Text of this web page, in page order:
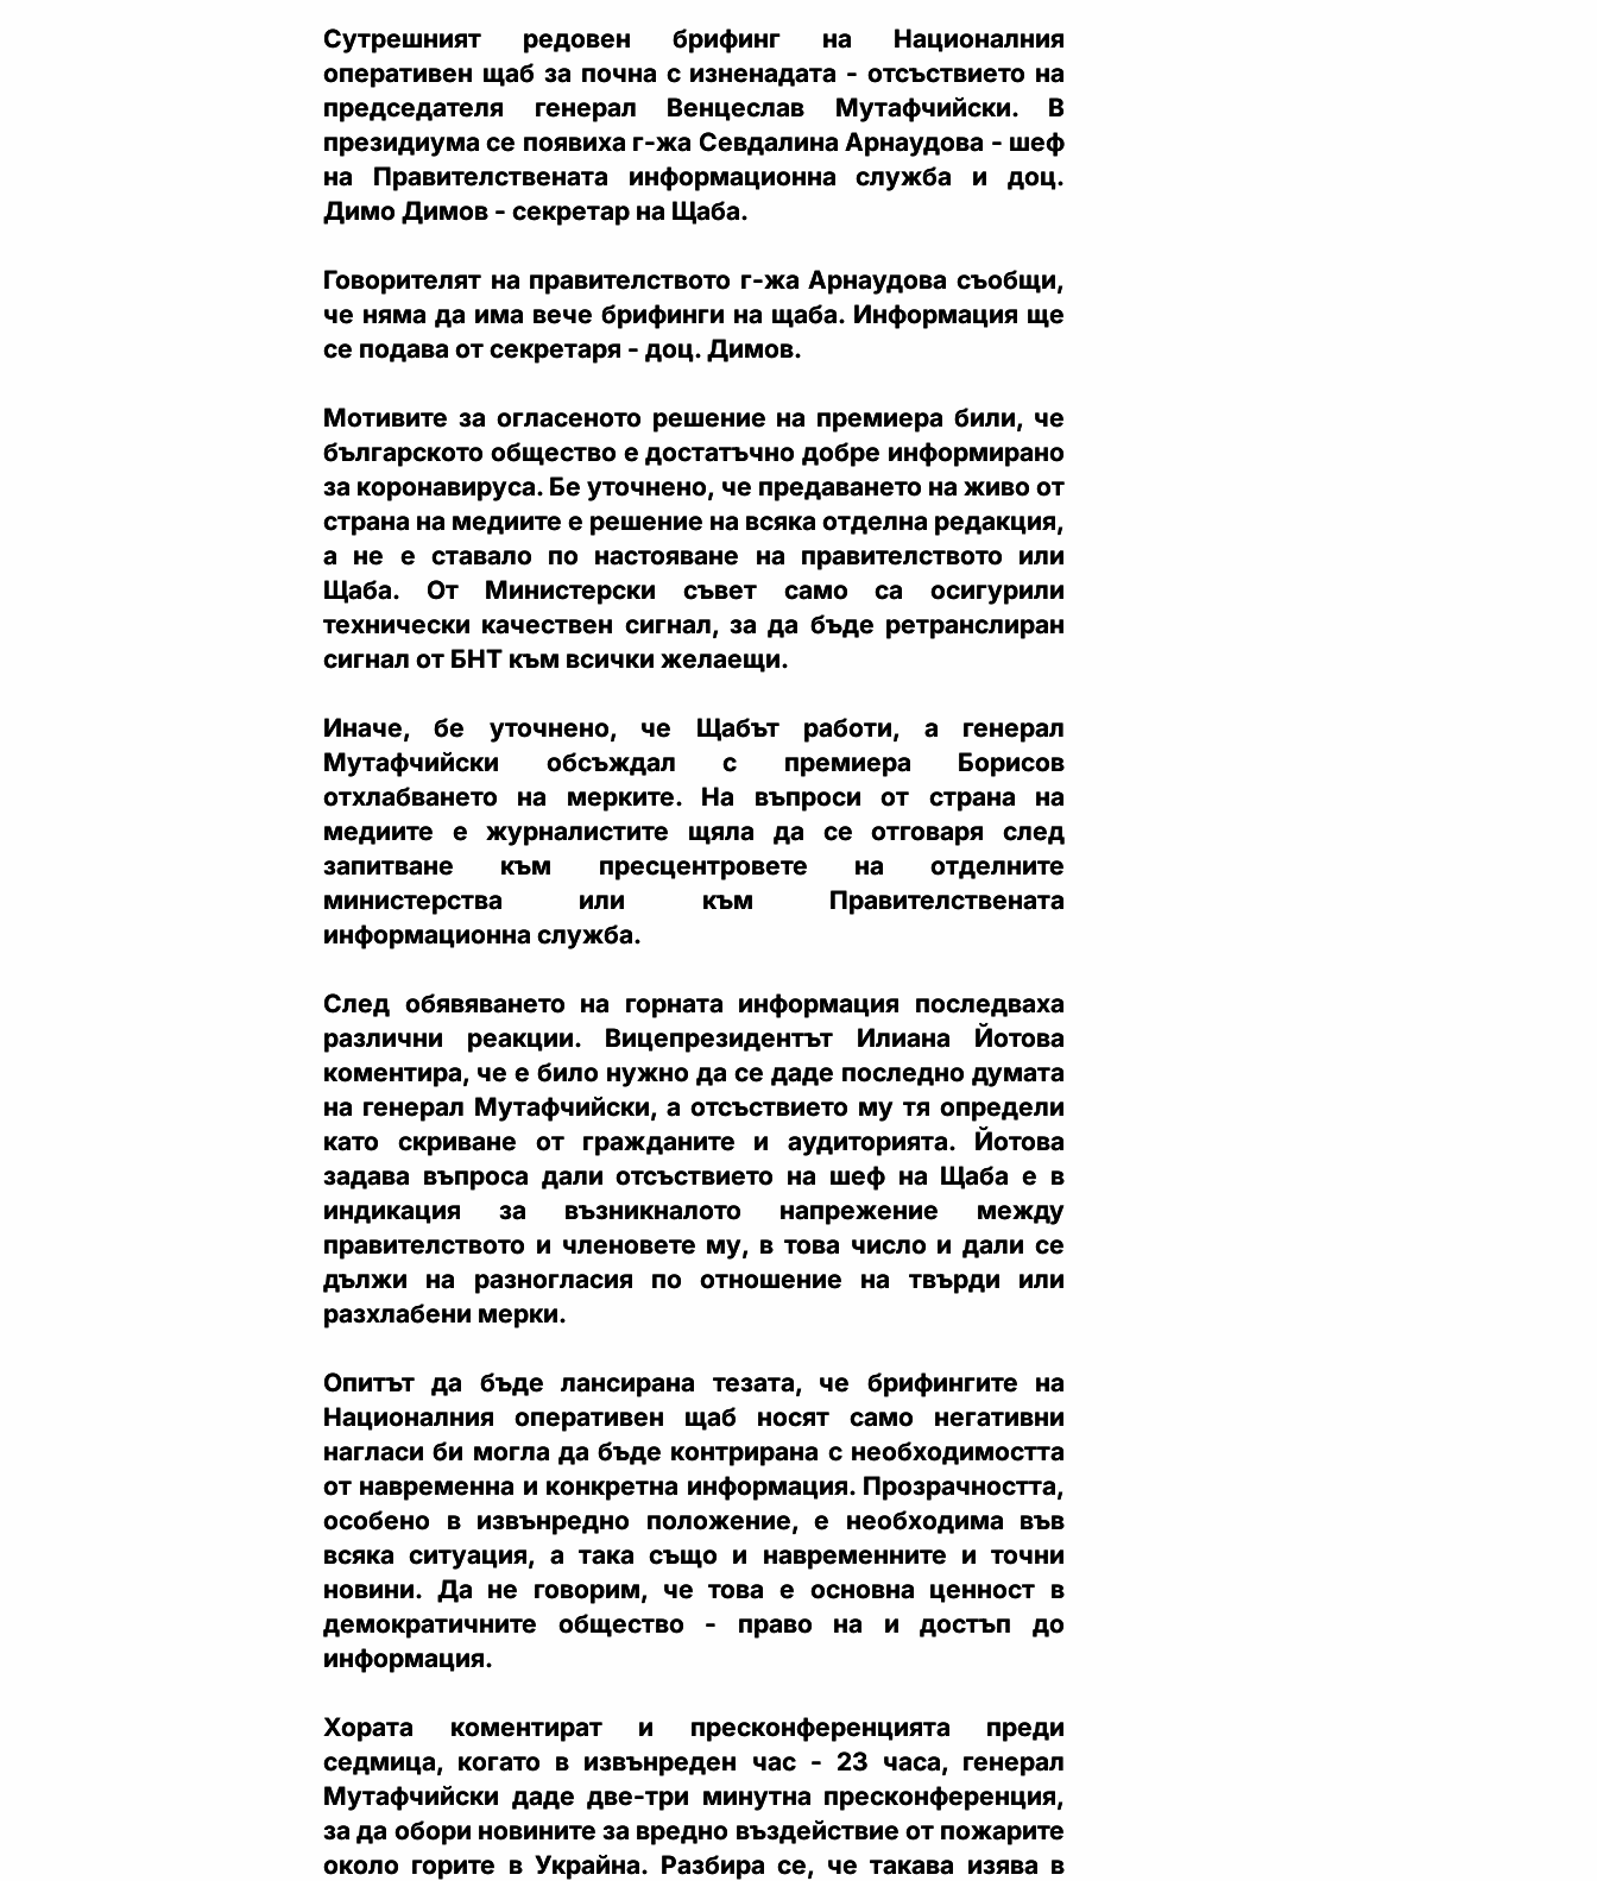
Сутрешният редовен брифинг на Националния
оперативен щаб за почна с изненадата - отсъствието на
председателя генерал Венцеслав Мутафчийски. В
президиума се появиха г-жа Севдалина Арнаудова - шеф
на Правителствената информационна служба и доц.
Димо Димов - секретар на Щаба.
Говорителят на правителството г-жа Арнаудова съобщи,
че няма да има вече брифинги на щаба. Информация ще
се подава от секретаря - доц. Димов.
Мотивите за огласеното решение на премиера били, че
българското общество е достатъчно добре информирано
за коронавируса. Бе уточнено, че предаването на живо от
страна на медиите е решение на всяка отделна редакция,
а не е ставало по настояване на правителството или
Щаба. От Министерски съвет само са осигурили
технически качествен сигнал, за да бъде ретранслиран
сигнал от БНТ към всички желаещи.
Иначе, бе уточнено, че Щабът работи, а генерал
Мутафчийски обсъждал с премиера Борисов
отхлабването на мерките. На въпроси от страна на
медиите е журналистите щяла да се отговаря след
запитване към пресцентровете на отделните
министерства или към Правителствената
информационна служба.
След обявяването на горната информация последваха
различни реакции. Вицепрезидентът Илиана Йотова
коментира, че е било нужно да се даде последно думата
на генерал Мутафчийски, а отсъствието му тя определи
като скриване от гражданите и аудиторията. Йотова
задава въпроса дали отсъствието на шеф на Щаба е в
индикация за възникналото напрежение между
правителството и членовете му, в това число и дали се
дължи на разногласия по отношение на твърди или
разхлабени мерки.
Опитът да бъде лансирана тезата, че брифингите на
Националния оперативен щаб носят само негативни
нагласи би могла да бъде контрирана с необходимостта
от навременна и конкретна информация. Прозрачността,
особено в извънредно положение, е необходима във
всяка ситуация, а така също и навременните и точни
новини. Да не говорим, че това е основна ценност в
демократичните общество - право на и достъп до
информация.
Хората коментират и пресконференцията преди
седмица, когато в извънреден час - 23 часа, генерал
Мутафчийски даде две-три минутна пресконференция,
за да обори новините за вредно въздействие от пожарите
около горите в Украйна. Разбира се, че такава изява в